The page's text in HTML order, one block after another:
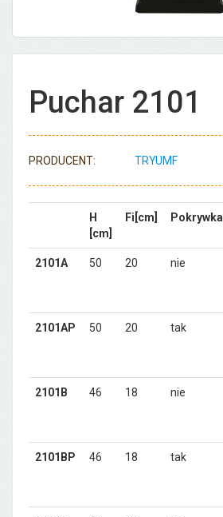
Puchar 2101
PRODUCENT: TRYUMF
H
[cm]
Fi[cm] Pokrywka
2101A 50 20 nie
2101AP 50 20 tak
2101B 46 18 nie
2101BP 46 18 tak